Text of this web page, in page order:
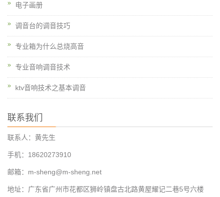
电子画册
调音台的调音技巧
专业箱为什么总烧高音
专业音响调音技术
ktv音响技术之基本调音
联系我们
联系人：黄先生
手机：18620273910
邮箱：m-sheng@m-sheng.net
地址：广东省广州市花都区狮岭镇盘古北路黄屋耀记二巷5号六楼